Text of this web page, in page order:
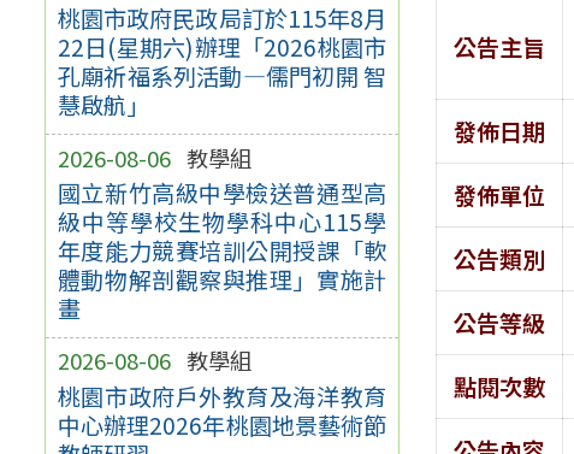
桃園市政府民政局訂於115年8月
22日(星期六)辦理「2026桃園市
孔廟祈福系列活動—儒門初開 智
慧啟航」
2026-08-06 教學組
國立新竹高級中學檢送普通型高
級中等學校生物學科中心115學
年度能力競賽培訓公開授課「軟
體動物解剖觀察與推理」實施計
畫
2026-08-06 教學組
桃園市政府戶外教育及海洋教育
中心辦理2026年桃園地景藝術節
公告主旨
發佈日期
發佈單位
公告類別
公告等級
點閱次數